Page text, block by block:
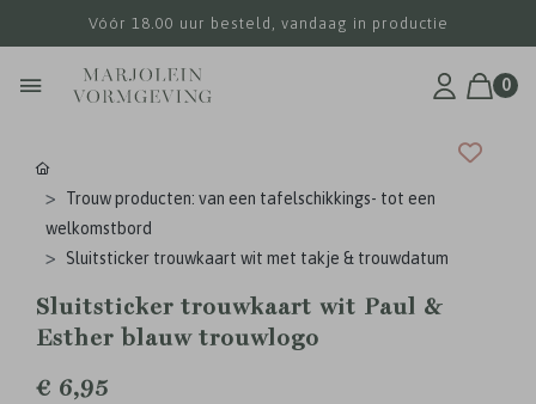
Vóór 18.00 uur besteld, vandaag in productie
0
Trouw producten: van een tafelschikkings- tot een
welkomstbord
Sluitsticker trouwkaart wit met takje & trouwdatum
Sluitsticker trouwkaart wit Paul &
Esther blauw trouwlogo
€ 6,95